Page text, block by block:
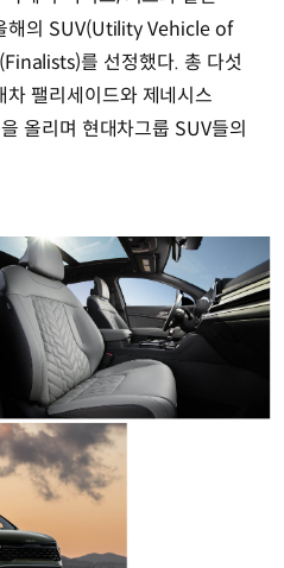
해의 SUV(Utility Vehicle of
를 선정했다. 총 다섯
팰리세이드와 제네시스
올리며 현대차그룹 SUV들의